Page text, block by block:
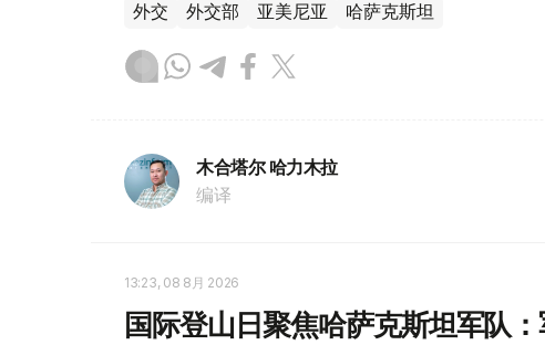
外交 外交部 亚美尼亚 哈萨克斯坦
木合塔尔 哈力木拉
编译
13:23, 08 8月 2026
国际登山日聚焦哈萨克斯坦军队